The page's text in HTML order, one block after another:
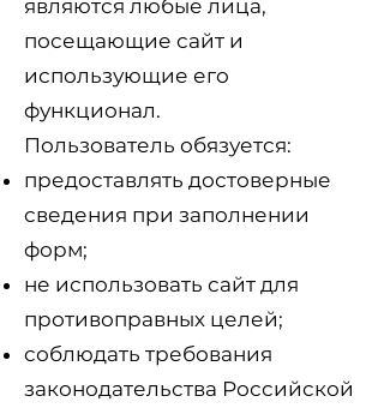
являются любые лица,
посещающие сайт и
использующие его
функционал.
Пользователь обязуется:
предоставлять достоверные
сведения при заполнении
форм;
не использовать сайт для
противоправных целей;
соблюдать требования
законодательства Российской